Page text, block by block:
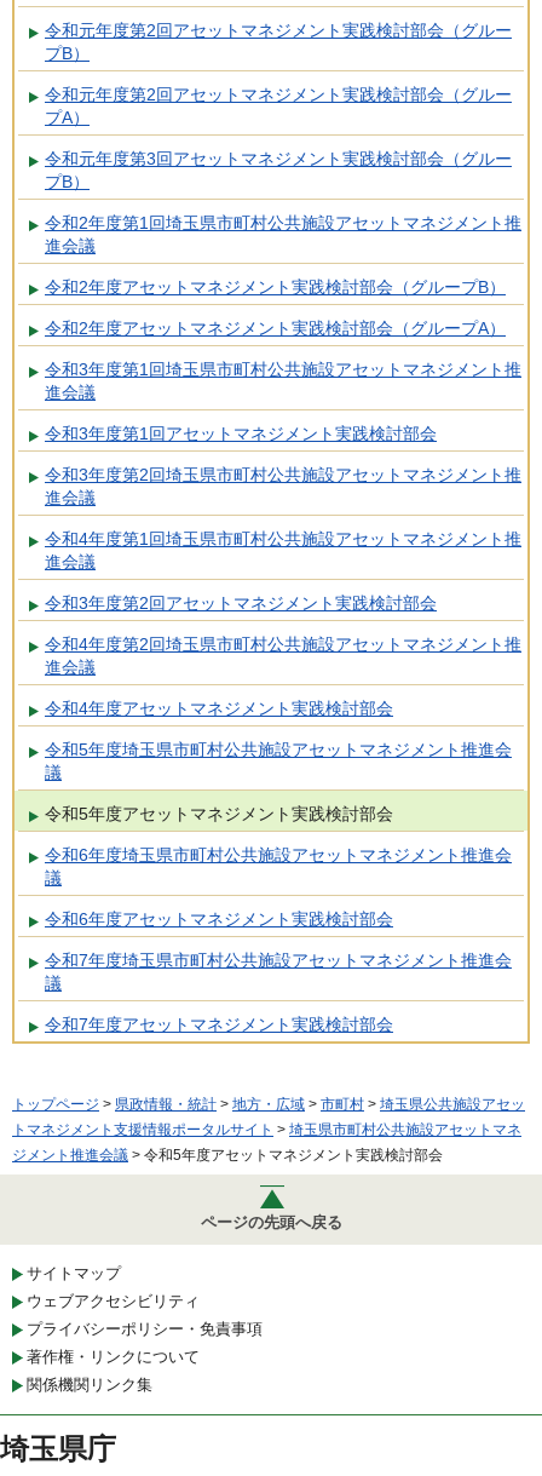
令和元年度第2回アセットマネジメント実践検討部会（グルー
プB）
令和元年度第2回アセットマネジメント実践検討部会（グルー
プA）
令和元年度第3回アセットマネジメント実践検討部会（グルー
プB）
令和2年度第1回埼玉県市町村公共施設アセットマネジメント推
進会議
令和2年度アセットマネジメント実践検討部会（グループB）
令和2年度アセットマネジメント実践検討部会（グループA）
令和3年度第1回埼玉県市町村公共施設アセットマネジメント推
進会議
令和3年度第1回アセットマネジメント実践検討部会
令和3年度第2回埼玉県市町村公共施設アセットマネジメント推
進会議
令和4年度第1回埼玉県市町村公共施設アセットマネジメント推
進会議
令和3年度第2回アセットマネジメント実践検討部会
令和4年度第2回埼玉県市町村公共施設アセットマネジメント推
進会議
令和4年度アセットマネジメント実践検討部会
令和5年度埼玉県市町村公共施設アセットマネジメント推進会
議
令和5年度アセットマネジメント実践検討部会
令和6年度埼玉県市町村公共施設アセットマネジメント推進会
議
令和6年度アセットマネジメント実践検討部会
令和7年度埼玉県市町村公共施設アセットマネジメント推進会
議
令和7年度アセットマネジメント実践検討部会
トップページ > 県政情報・統計 > 地方・広域 > 市町村 > 埼玉県公共施設アセッ
トマネジメント支援情報ポータルサイト > 埼玉県市町村公共施設アセットマネ
ジメント推進会議 > 令和5年度アセットマネジメント実践検討部会
ページの先頭へ戻る
サイトマップ
ウェブアクセシビリティ
プライバシーポリシー・免責事項
著作権・リンクについて
関係機関リンク集
埼玉県庁